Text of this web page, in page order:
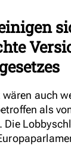
wären auch
als
Die